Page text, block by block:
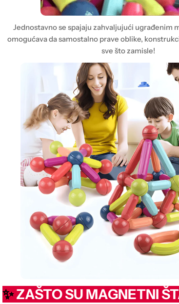
Jednostavno se spajaju zahvaljujući ugrađenim
omogućava da samostalno prave oblike,
sve što zamisle!
✨ZAŠTO SU MAGNETNI